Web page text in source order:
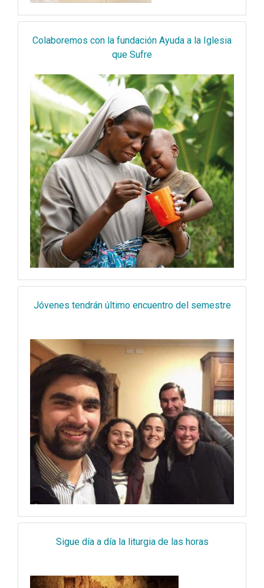
Colaboremos con la fundación Ayuda a la Iglesia
que Sufre
Jóvenes tendrán último encuentro del semestre
Sigue día a día la liturgia de las horas